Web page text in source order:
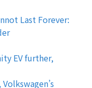
Last Forever:
EV further,